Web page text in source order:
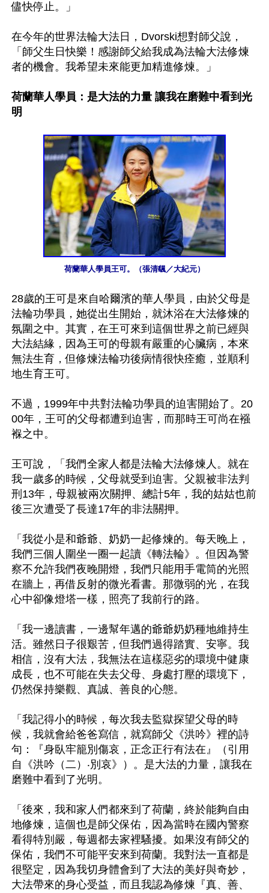
儘快停止。」
在今年的世界法輪大法日，Dvorski想對師父說，
「師父生日快樂！感謝師父給我成為法輪大法修煉
者的機會。我希望未來能更加精進修煉。」
荷蘭華人學員：是大法的力量 讓我在磨難中看到光
明
荷蘭華人學員王可。（張清颻／大紀元）
28歲的王可是來自哈爾濱的華人學員，由於父母是
法輪功學員，她從出生開始，就沐浴在大法修煉的
氛圍之中。其實，在王可來到這個世界之前已經與
大法結緣，因為王可的母親有嚴重的心臟病，本來
無法生育，但修煉法輪功後病情很快痊癒，並順利
地生育王可。
不過，1999年中共對法輪功學員的迫害開始了。20
00年，王可的父母都遭到迫害，而那時王可尚在襁
褓之中。
王可說，「我們全家人都是法輪大法修煉人。就在
我一歲多的時候，父母就受到迫害。父親被非法判
刑13年，母親被兩次關押、總計5年，我的姑姑也前
後三次遭受了長達17年的非法關押。
「我從小是和爺爺、奶奶一起修煉的。每天晚上，
我們三個人圍坐一圈一起讀《轉法輪》。但因為警
察不允許我們夜晚開燈，我們只能用手電筒的光照
在牆上，再借反射的微光看書。那微弱的光，在我
心中卻像燈塔一樣，照亮了我前行的路。
「我一邊讀書，一邊幫年邁的爺爺奶奶種地維持生
活。雖然日子很艱苦，但我們過得踏實、安寧。我
相信，沒有大法，我無法在這樣惡劣的環境中健康
成長，也不可能在失去父母、身處打壓的環境下，
仍然保持樂觀、真誠、善良的心態。
「我記得小的時候，每次我去監獄探望父母的時
候，我就會給爸爸寫信，就寫師父《洪吟》裡的詩
句：『身臥牢籠別傷哀，正念正行有法在』（引用
自《洪吟（二）‧別哀》）。是大法的力量，讓我在
磨難中看到了光明。
「後來，我和家人們都來到了荷蘭，終於能夠自由
地修煉，這個也是師父保佑，因為當時在國內警察
看得特別嚴，每週都去家裡騷擾。如果沒有師父的
保佑，我們不可能平安來到荷蘭。我對法一直都是
很堅定，因為我切身體會到了大法的美好與奇妙，
大法帶來的身心受益，而且我認為修煉『真、善、